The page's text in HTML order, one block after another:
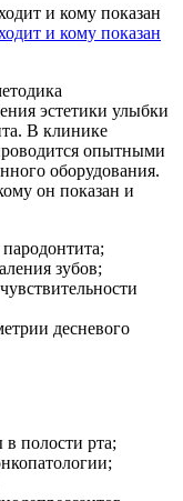
и кому показан
эстетики улыбки
В клинике
опытными
оборудования.
он показан и
зубов;
десневого
полости рта;